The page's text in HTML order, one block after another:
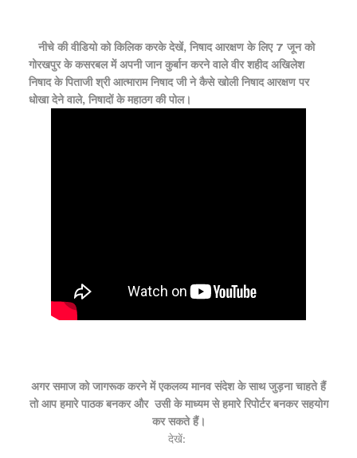
नीचे की वीडियो को किलिक करके देखें, निषाद आरक्षण के लिए 7 जून को
गोरखपुर के कसरबल में अपनी जान कुर्बान करने वाले वीर शहीद अखिलेश
निषाद के पिताजी श्री आत्माराम निषाद जी ने कैसे खोली निषाद आरक्षण पर
धोखा देने वाले, निषादों के महाठग की पोल।
अगर समाज को जागरूक करने में एकलव्य मानव संदेश के साथ जुड़ना चाहते हैं
तो आप हमारे पाठक बनकर और उसी के माध्यम से हमारे रिपोर्टर बनकर सहयोग
कर सकते हैं।
देखें: